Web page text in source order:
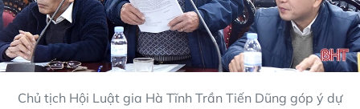
Chủ tịch Hội Luật gia Hà Tĩnh Trần Tiến Dũng góp ý dự